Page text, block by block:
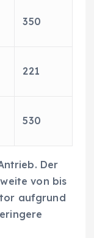
350
221
530
Der
von bis
aufgrund